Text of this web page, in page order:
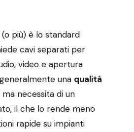
(o più) è lo standard
cavi separati per
video e apertura
una qualità
ma necessita di un
il che lo rende meno
rapide su impianti